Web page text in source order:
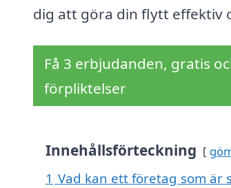
dig att göra din flytt effektiv
Få 3 erbjudanden, gratis
förpliktelser
Innehållsförteckning
1 Vad kan ett företag som är